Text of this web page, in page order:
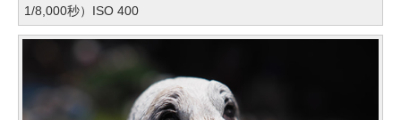
1/8,000秒）ISO 400